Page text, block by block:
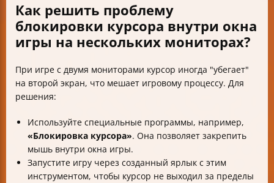
Как решить проблему
блокировки курсора внутри окна
игры на нескольких мониторах?
При игре с двумя мониторами курсор иногда "убегает"
на второй экран, что мешает игровому процессу. Для
решения:
Используйте специальные программы, например,
«Блокировка курсора». Она позволяет закрепить
мышь внутри окна игры.
Запустите игру через созданный ярлык с этим
инструментом, чтобы курсор не выходил за пределы